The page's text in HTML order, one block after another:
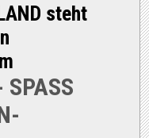
steht
SPASS